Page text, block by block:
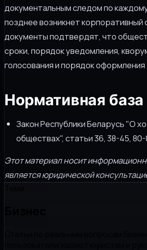
документальным следом по
позднее возникнет корпоративный
документы подтвердят, что
сроки, порядок уведомления,
голосования и порядок
Нормативная база
Закон Республики Беларусь "О
обществах", статьи 36, 38-45, 80-
Этот материал носит
является юридической